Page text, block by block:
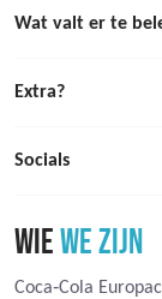
Wat valt er te
Extra?
Socials
WIEWE ZIJN
Coca‑Cola